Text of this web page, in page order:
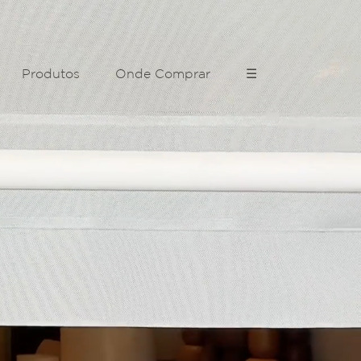
Produtos Onde Comprar ☰